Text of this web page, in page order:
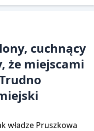
cuchnący
że miejscami
władze Pruszkowa